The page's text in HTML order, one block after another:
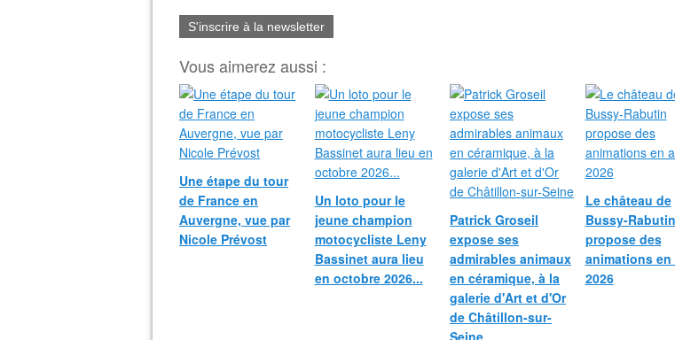
S'inscrire à la newsletter
Vous aimerez aussi :
Une étape du tour
de France en
Auvergne, vue par
Nicole Prévost
Un loto pour le
jeune champion
motocycliste Leny
Bassinet aura lieu
en octobre 2026...
Patrick Groseil
expose ses
admirables animaux
en céramique, à la
galerie d'Art et d'Or
de Châtillon-sur-
Seine
Le château de
Bussy-Rabutin
propose des
animations en
2026